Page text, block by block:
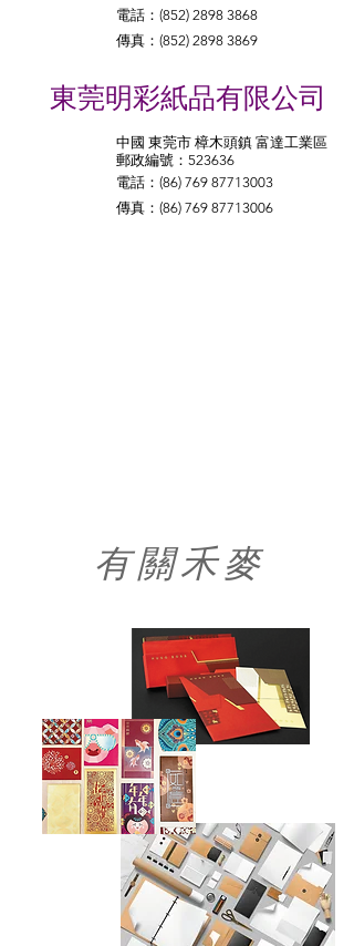
電話：(852) 2898 3868
傳真：(852) 2898 3869
​東莞明彩紙品有限公司
中國 東莞市 樟木頭鎮 富達工業區
郵政編號：523636
電話 ：(86) 769 87713003
傳真：(86) 769 87713006
有 關 禾 麥